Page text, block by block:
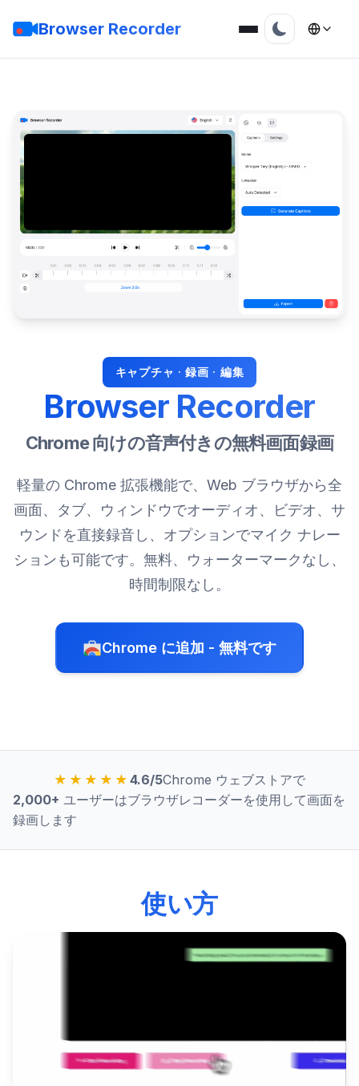
Browser Recorder
キャプチャ · 録画 · 編集
Browser Recorder
Chrome 向けの音声付きの無料画面録画
軽量の Chrome 拡張機能で、Web ブラウザから全
画面、タブ、ウィンドウでオーディオ、ビデオ、サ
ウンドを直接録音し、オプションでマイク ナレー
ションも可能です。無料、ウォーターマークなし、
時間制限なし。
Chrome に追加 - 無料です
★★★★★ 4.6/5Chrome ウェブストアで
2,000+ ユーザーはブラウザレコーダーを使用して画面を
録画します
使い方